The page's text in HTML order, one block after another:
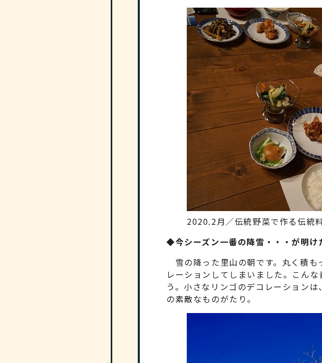
2020.2月／伝統野菜で作る伝統
◆今シーズン一番の降雪・・・が明け
雪の降った里山の朝です。丸く積も
レーションしてしまいました。こん
う。小さなリンゴのデコレーション
の素敵なものがたり。